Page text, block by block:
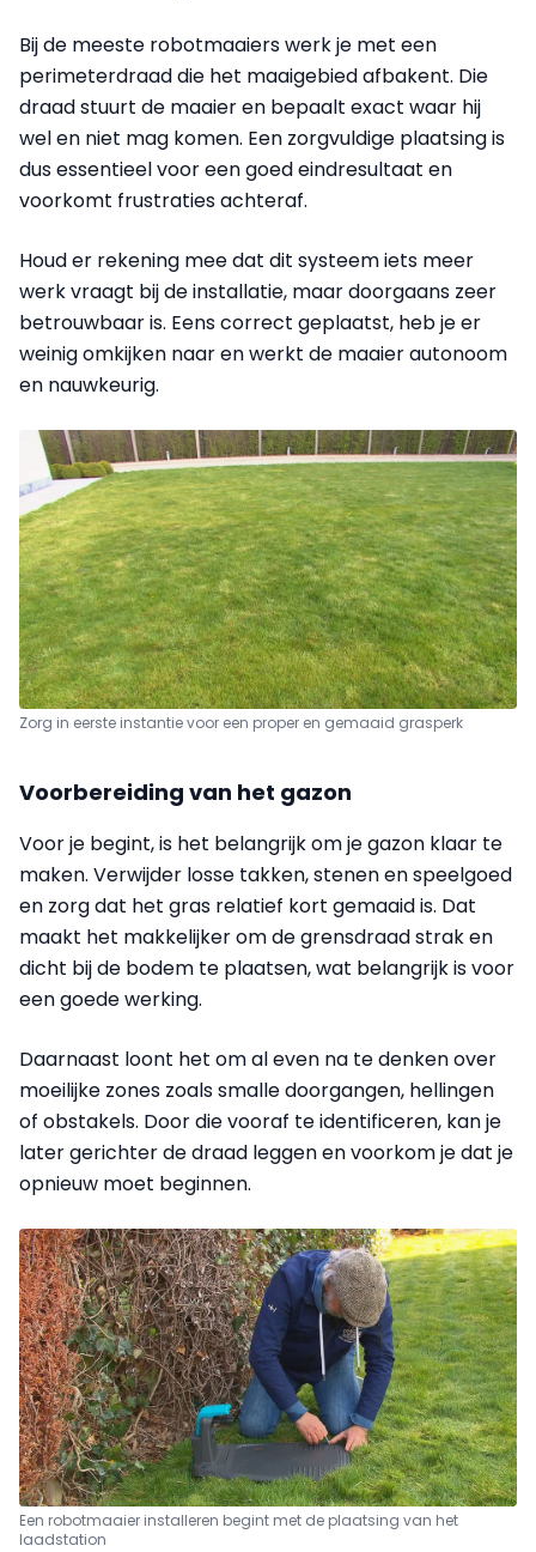
Bij de meeste robotmaaiers werk je met een
perimeterdraad die het maaigebied afbakent. Die
draad stuurt de maaier en bepaalt exact waar hij
wel en niet mag komen. Een zorgvuldige plaatsing is
dus essentieel voor een goed eindresultaat en
voorkomt frustraties achteraf.
Houd er rekening mee dat dit systeem iets meer
werk vraagt bij de installatie, maar doorgaans zeer
betrouwbaar is. Eens correct geplaatst, heb je er
weinig omkijken naar en werkt de maaier autonoom
en nauwkeurig.
Zorg in eerste instantie voor een proper en gemaaid grasperk
Voorbereiding van het gazon
Voor je begint, is het belangrijk om je gazon klaar te
maken. Verwijder losse takken, stenen en speelgoed
en zorg dat het gras relatief kort gemaaid is. Dat
maakt het makkelijker om de grensdraad strak en
dicht bij de bodem te plaatsen, wat belangrijk is voor
een goede werking.
Daarnaast loont het om al even na te denken over
moeilijke zones zoals smalle doorgangen, hellingen
of obstakels. Door die vooraf te identificeren, kan je
later gerichter de draad leggen en voorkom je dat je
opnieuw moet beginnen.
Een robotmaaier installeren begint met de plaatsing van het
laadstation